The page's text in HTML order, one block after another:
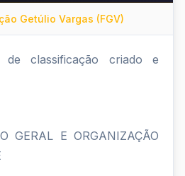
Getúlio Vargas (FGV)
classificação criado e
GERAL E ORGANIZAÇÃO